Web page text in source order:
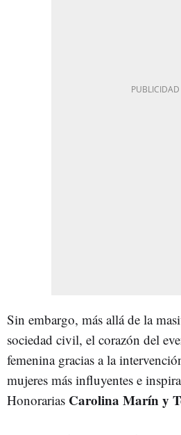
Sin embargo, más allá de la
sociedad civil, el corazón del
femenina gracias a la
mujeres más influyentes e
Honorarias Carolina Marín y